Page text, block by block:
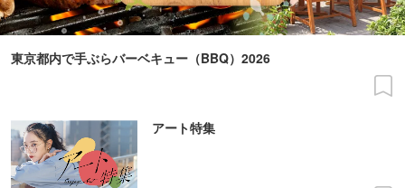
東京都内で手ぶらバーベキュー（BBQ）2026
アート特集